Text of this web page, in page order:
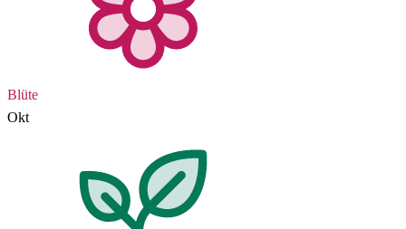
Blüte
Okt